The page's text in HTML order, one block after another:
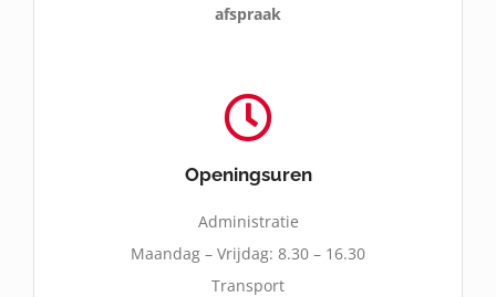
afspraak
Openingsuren
Administratie
Maandag – Vrijdag: 8.30 – 16.30
Transport